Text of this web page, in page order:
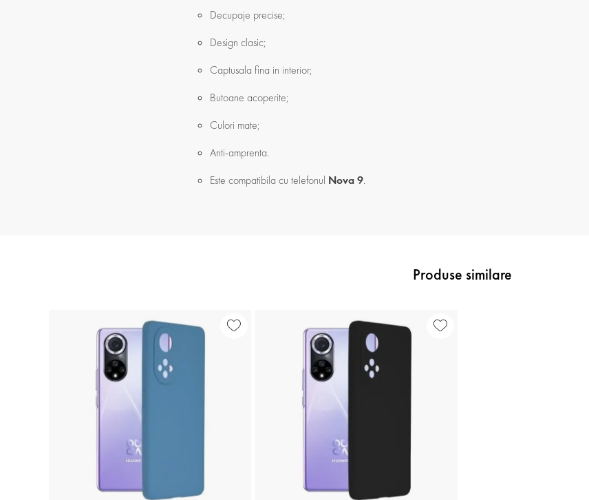
Decupaje precise;
Design clasic;
Captusala fina in interior;
Butoane acoperite;
Culori mate;
Anti-amprenta.
Este compatibila cu telefonul Nova 9.
Produse similare